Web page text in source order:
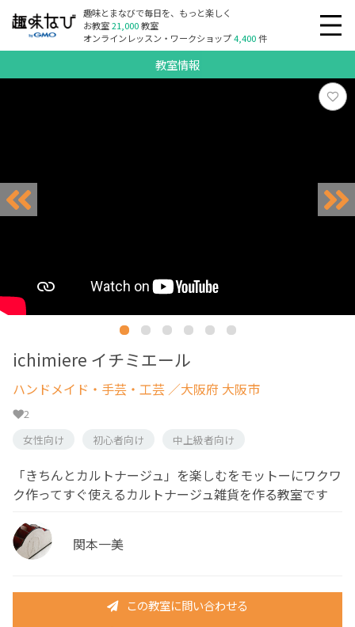
趣味とまなびで毎日を、もっと楽しく
お教室21,000教室
オンラインレッスン・ワークショップ4,400件
教室情報
ichimiere イチミエール
ハンドメイド・手芸・工芸 ／大阪府 大阪市
2
女性向け
初心者向け 中上級者向け
「きちんとカルトナージュ」を楽しむをモットーにワクワ
ク作ってすぐ使えるカルトナージュ雑貨を作る教室です
関本一美
この教室に問い合わせる